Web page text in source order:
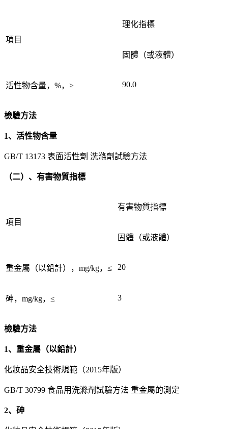
項目
理化指標
固體（或液體）
活性物含量，%，≥ 90.0
檢驗方法
1、活性物含量
GB/T 13173 表面活性劑 洗滌劑試驗方法
（二）、有害物質指標
項目
有害物質指標
固體（或液體）
重金屬（以鉛計），mg/kg，≤ 20
砷，mg/kg，≤ 3
檢驗方法
1、重金屬（以鉛計）
化妝品安全技術規範（2015年版）
GB/T 30799 食品用洗滌劑試驗方法 重金屬的測定
2、砷